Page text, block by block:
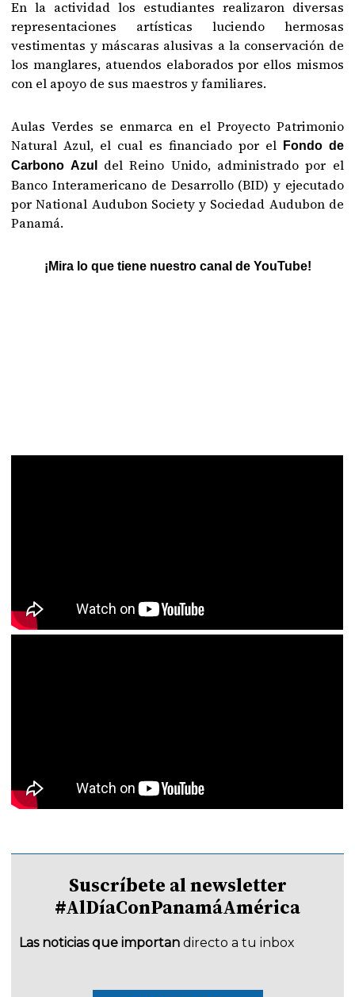
En la actividad los estudiantes realizaron diversas
representaciones artísticas luciendo hermosas
vestimentas y máscaras alusivas a la conservación de
los manglares, atuendos elaborados por ellos mismos
con el apoyo de sus maestros y familiares.
Aulas Verdes se enmarca en el Proyecto Patrimonio
Natural Azul, el cual es financiado por el
Fondo de
Carbono Azul del Reino Unido, administrado por el
Banco Interamericano de Desarrollo (BID) y ejecutado
por National Audubon Society y Sociedad Audubon de
Panamá.
¡Mira lo que tiene nuestro canal de YouTube!
Suscríbete al newsletter
#AlDíaConPanamáAmérica
Las noticias que importan directo a tu inbox